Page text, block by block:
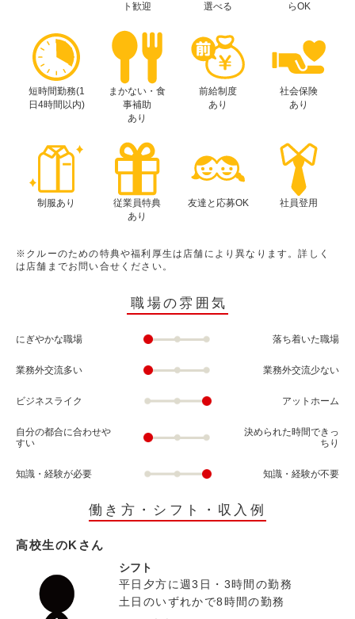
ト歓迎
選べる
らOK
短時間勤務(1
日4時間以内)
まかない・食
事補助
あり
前給制度
あり
社会保険
あり
制服あり
従業員特典
あり
友達と応募OK 社員登用
※クルーのための特典や福利厚生は店舗により異なります。詳しく
は店舗までお問い合せください。
職場の雰囲気
にぎやかな職場 落ち着いた職場
業務外交流多い 業務外交流少ない
ビジネスライク アットホーム
自分の都合に合わせや
すい
決められた時間できっ
ちり
知識・経験が必要 知識・経験が不要
働き方・シフト・収入例
高校生のKさん
シフト
平日夕方に週3日・3時間の勤務
土日のいずれかで8時間の勤務